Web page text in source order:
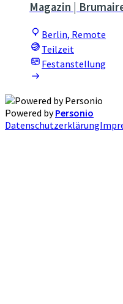
Magazin |
Berlin, Remote
Teilzeit
Festanstellung
Powered byPersonio
Datenschutzerklärung